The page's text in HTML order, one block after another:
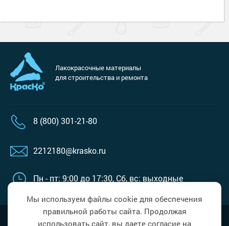
Лакокрасочные материалы
для строительства и ремонта
8 (800) 301-21-80
2212180@krasko.ru
Пн - пт: 9:00 до 17:30, Сб, вс: выходные
Политика в области обработки
Мы используем файлы cookie для обеспечения
правильной работы сайта. Продолжая
использовать сайт, вы даете согласие на